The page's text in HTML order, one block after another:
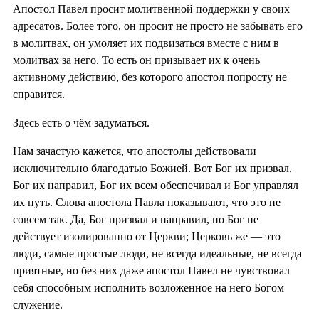
Апостол Павел просит молитвенной поддержки у своих
адресатов. Более того, он просит не просто не забывать его
в молитвах, он умоляет их подвизаться вместе с ним в
молитвах за него. То есть он призывает их к очень
активному действию, без которого апостол попросту не
справится.
Здесь есть о чём задуматься.
Нам зачастую кажется, что апостолы действовали
исключительно благодатью Божией. Вот Бог их призвал,
Бог их направил, Бог их всем обеспечивал и Бог управлял
их путь. Слова апостола Павла показывают, что это не
совсем так. Да, Бог призвал и направил, но Бог не
действует изолированно от Церкви; Церковь же — это
люди, самые простые люди, не всегда идеальные, не всегда
приятные, но без них даже апостол Павел не чувствовал
себя способным исполнить возложенное на него Богом
служение.